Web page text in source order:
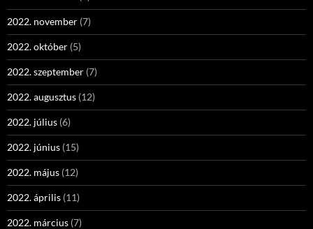
2022. november (7)
2022. október (5)
2022. szeptember (7)
2022. augusztus (12)
2022. július (6)
2022. június (15)
2022. május (12)
2022. április (11)
2022. március (7)